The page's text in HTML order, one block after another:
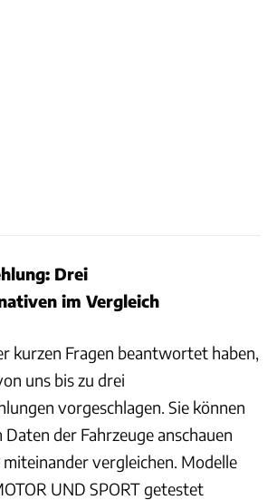
Drei
im Vergleich
kurzen Fragen beantwortet haben,
uns bis zu drei
vorgeschlagen. Sie können
der Fahrzeuge anschauen
vergleichen. Modelle
UND SPORT getestet